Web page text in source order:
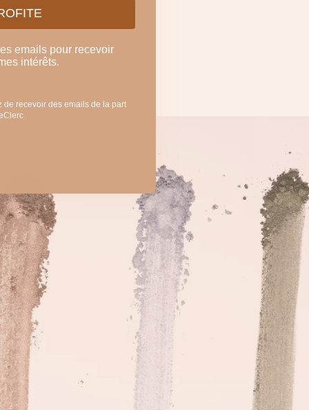
emails pour recevoir
intérêts.
de recevoir des emails de la part